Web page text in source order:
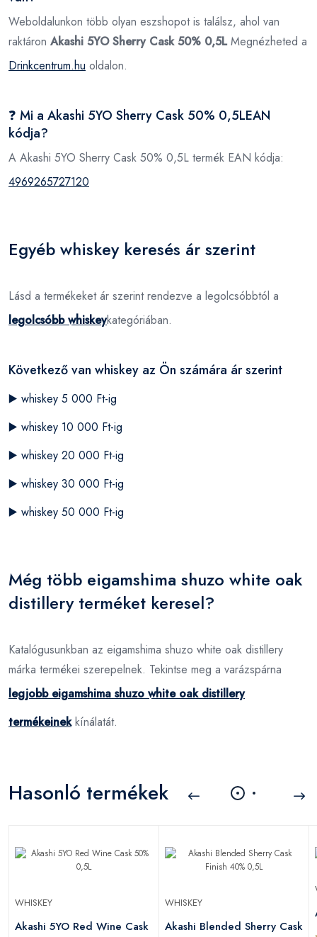
Weboldalunkon több olyan eszshopot is találsz, ahol van
raktáron Akashi 5YO Sherry Cask 50% 0,5LMegnézheted a
Drinkcentrum.hu oldalon.
❓ Mi a Akashi 5YO Sherry Cask 50% 0,5LEAN
kódja?
A Akashi 5YO Sherry Cask 50% 0,5L termék EAN kódja:
4969265727120
Egyéb whiskey keresés ár szerint
Lásd a termékeket ár szerint rendezve a legolcsóbbtól a
legolcsóbb whiskeykategóriában.
Következő van whiskey az Ön számára ár szerint
▶️ whiskey 5 000 Ft-ig
▶️ whiskey 10 000 Ft-ig
▶️ whiskey 20 000 Ft-ig
▶️ whiskey 30 000 Ft-ig
▶️ whiskey 50 000 Ft-ig
Még több eigamshima shuzo white oak
distillery terméket keresel?
Katalógusunkban az eigamshima shuzo white oak distillery
márka termékei szerepelnek. Tekintse meg a varázspárna
legjobb eigamshima shuzo white oak distillery
termékeinekkínálatát.
Hasonló termékek
WHISKEY
Akashi 5YO Red Wine Cask
WHISKEY
Akashi Blended Sherry Cask